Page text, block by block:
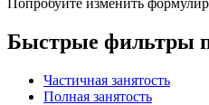
Быстрые фильтры
Частичная занятость
Полная занятость